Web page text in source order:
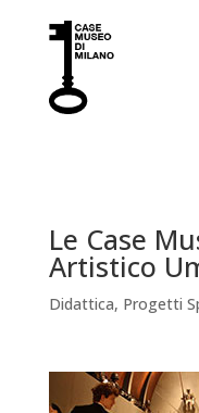
Le Case
Artistico
Didattica, Progetti